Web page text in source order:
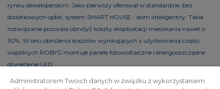
rynku deweloperskim. Jako pierwszy oferował w standardzie, bez
dodatkowych opłat, system SMART HOUSE - dom inteligentny. Takie
rozwiązanie pozwala obniżyć koszty eksploatacji mieszkania nawet o
30%. W celu obniżenia kosztów wynikających z użytkowania części
wspólnych ROBYG montuje panele fotowoltaiczne i energooszczędne
oświetlenie LED.
Administratorem Twoich danych w związku z wykorzystaniem